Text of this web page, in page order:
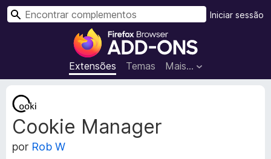
C
o
m
p
m
e
Extensões Temas Mais…
Iniciar sessão
P
Cookie Manager
por Rob W
M
e
t
a
d